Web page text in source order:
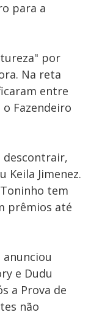
para a
por
Na reta
entre
Fazendeiro
descontrair,
Keila Jimenez.
tem
prêmios até
e Dudu
a Prova de
não